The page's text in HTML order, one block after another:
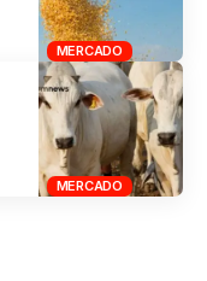
MERCADO
MERCADO